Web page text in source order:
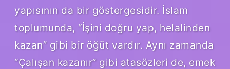
yapısının da bir göstergesidir. İslam
toplumunda, “İşini doğru yap, helalinden
kazan” gibi bir öğüt vardır. Aynı zamanda
“Çalışan kazanır” gibi atasözleri de, emek